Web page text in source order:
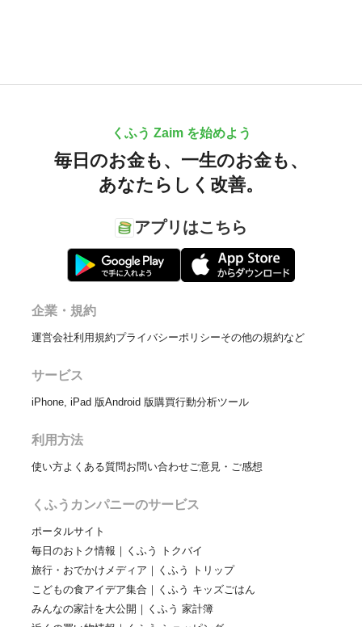
くふう Zaim を始めよう
毎日のお金も、 一生のお金も、
あなたらしく改善。
アプリはこちら
企業・規約
運営会社利用規約プライバシーポリシーその他の規約など
サービス
iPhone, iPad 版Android 版購買行動分析ツール
利用方法
使い方よくある質問お問い合わせご意見・ご感想
くふうカンパニーのサービス
ポータルサイト
毎日のおトク情報｜くふう トクバイ
旅行・おでかけメディア｜くふう トリップ
こどもの食アイデア集合｜くふう キッズごはん
みんなの家計を大公開｜くふう 家計簿